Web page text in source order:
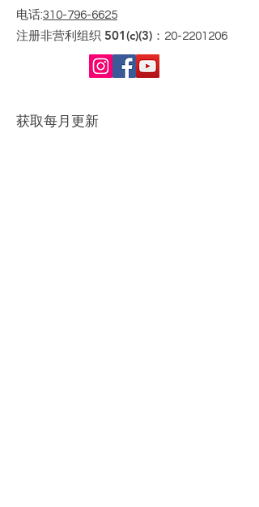
电话:310-796-6625
注册非营利组织 501(c)(3)： 20-2201206
获取每月更新